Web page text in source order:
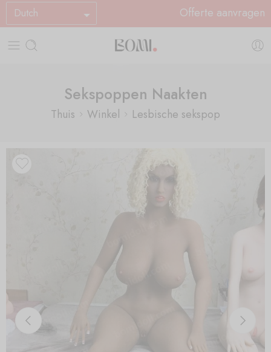
Dutch Offerte aanvragen
Sekspoppen Naakten
Thuis Winkel Lesbische sekspop